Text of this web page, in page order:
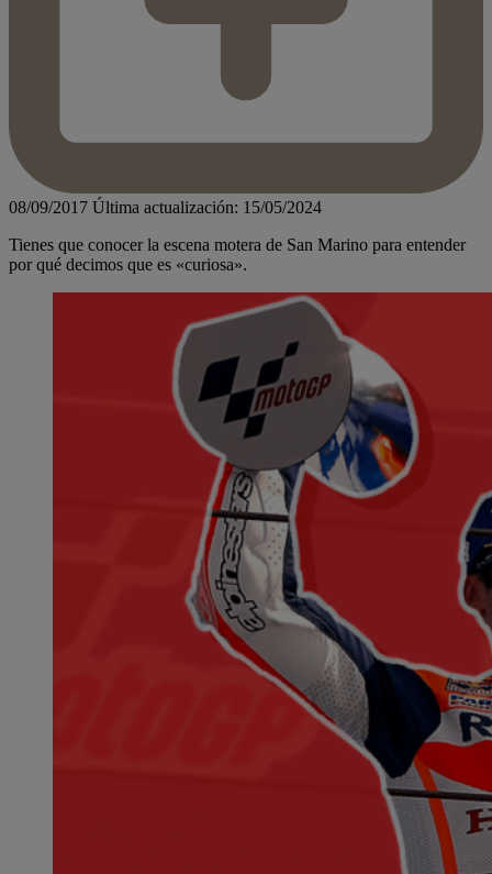
08/09/2017 Última actualización: 15/05/2024
Tienes que conocer la escena motera de San Marino para entender
por qué decimos que es «curiosa».